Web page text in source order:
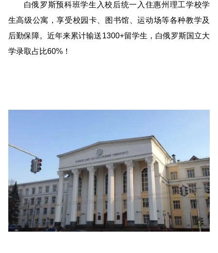
白俄罗斯预科班学生入校后统一入住惠州理工学校学
生高级公寓，享受校园卡、图书馆、运动场等各种教学及
后勤保障。近年来累计输送1300+留学生，白俄罗斯国立大
学录取占比60%！